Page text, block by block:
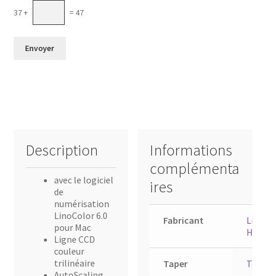
37 +
= 47
Description
avec le logiciel
de
numérisation
LinoColor 6.0
pour Mac
Ligne CCD
couleur
trilinéaire
Informations
complémenta
ires
Fabricant
Hell
Taper